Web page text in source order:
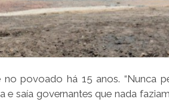
no povoado há 15 anos. “Nunca
e saía governantes que nada